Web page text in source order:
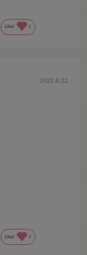
Like! 0
2022.6.22
Like! 0